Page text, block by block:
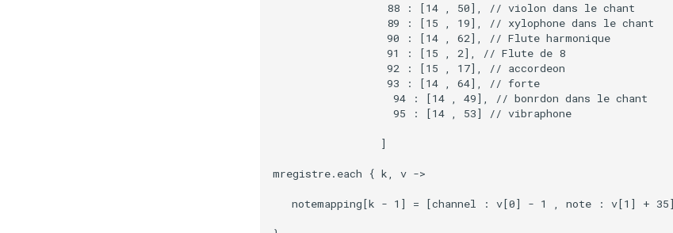
                  88 : [14 , 50], // violon dans le chant
                  89 : [15 , 19], // xylophone dans le chant
                  90 : [14 , 62], // Flute harmonique
                  91 : [15 , 2], // Flute de 8
                  92 : [15 , 17], // accordeon
                  93 : [14 , 64], // forte
                   94 : [14 , 49], // bonrdon dans le chant
                   95 : [14 , 53] // vibraphone
                 ]
mregistre.each { k, v ->
   notemapping[k - 1] = [channel : v[0] - 1 , note : v[1] + 35]